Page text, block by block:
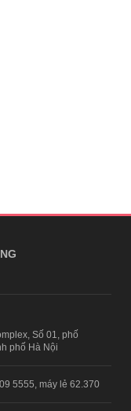
Số 01, phố
phố Hà Nội
5555, máy lẻ 62.370